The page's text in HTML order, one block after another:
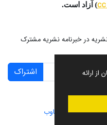
ارائه
) آزاد است.
در خبرنامه نشریه مشترک
اشتراک
سازی از سیناوب